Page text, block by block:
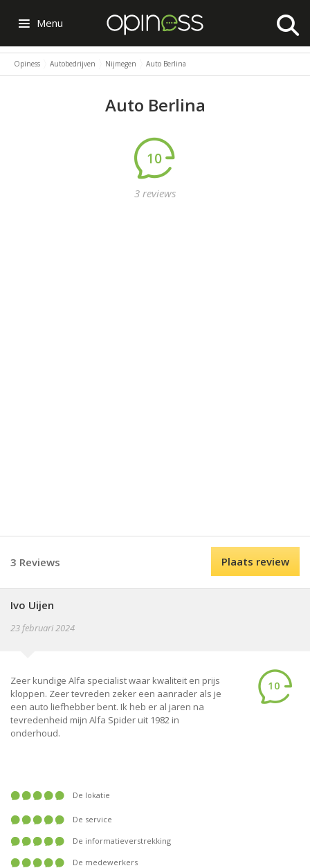
Menu
Opiness Autobedrijven Nijmegen Auto Berlina
Auto Berlina
10
3 reviews
3 Reviews Plaats review
Ivo Uijen
23 februari 2024
Zeer kundige Alfa specialist waar kwaliteit en prijs
kloppen. Zeer tevreden zeker een aanrader als je
een auto liefhebber bent. Ik heb er al jaren na
tevredenheid mijn Alfa Spider uit 1982 in
onderhoud.
10
De lokatie
De service
De informatieverstrekking
De medewerkers